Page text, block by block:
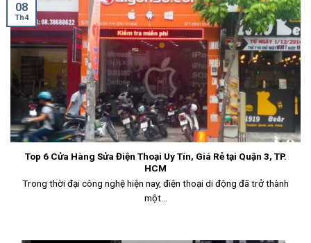
Top 6 Cửa Hàng Sửa Điện Thoại Uy Tín, Giá Rẻ tại Quận 3, TP.
HCM
Trong thời đại công nghệ hiện nay, điện thoại di động đã trở thành
một...
08
Th4